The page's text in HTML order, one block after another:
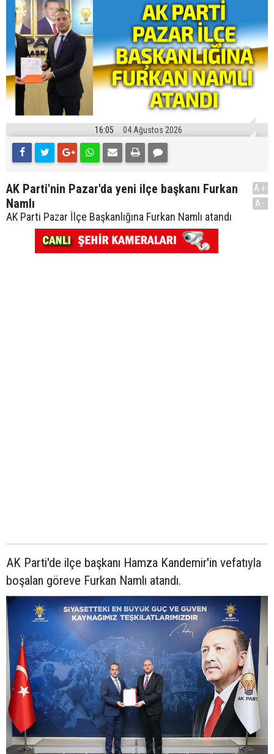
16:05 04 Ağustos 2026
AK Parti'nin Pazar'da yeni ilçe başkanı Furkan
Namlı
AK Parti Pazar İlçe Başkanlığına Furkan Namlı atandı
A+
A-
AK Parti'de ilçe başkanı Hamza Kandemir'in vefatıyla
boşalan göreve Furkan Namlı atandı.